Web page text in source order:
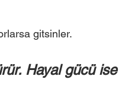
gitsinler.
Hayal gücü ise